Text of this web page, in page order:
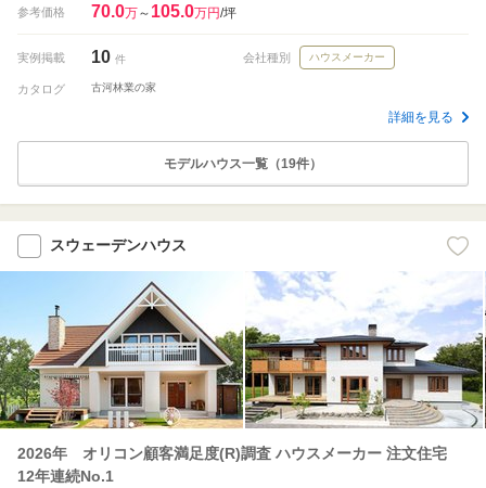
参考価格 70.0万～ 105.0万円/坪
実例掲載 10 件 会社種別 ハウスメーカー
カタログ 古河林業の家
詳細を見る
モデルハウス一覧（19件）
スウェーデンハウス
2026年 オリコン顧客満足度(R)調査 ハウスメーカー 注文住宅
12年連続No.1